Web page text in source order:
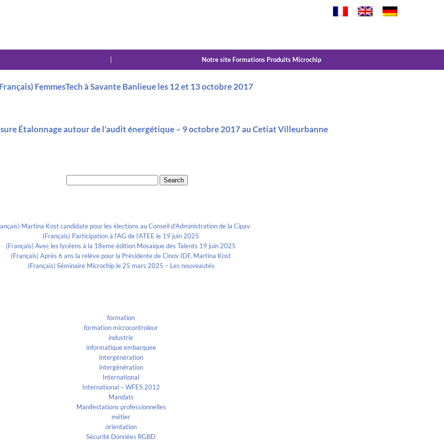
Notre site Formations Produits Microchip
FemmesTech à Savante Banlieue les 12 et 13 octobre 2017
Étalonnage autour de l’audit énergétique – 9 octobre 2017 au Cetiat Villeurbanne
Martina Kost candidate pour les élections au Conseil d’Administration de la Cipav
(Français) Participation à l’AG de l’ATEE le 19 juin 2025
(Français) Avec les lycéens à la 18eme édition Mosaïque des Talents 19 juin 2025
(Français) Après 6 ans la relève pour la Présidente de Cinov IDF, Martina Kost
(Français) Séminaire Microchip le 25 mars 2025 – Les nouveautés
formation
formation microcontroleur
industrie
informatique embarquee
intergénération
intergénération
International
International – WFES 2012
Mandats
Manifestations professionnelles
métier
orientation
Sécurité Données RGBD